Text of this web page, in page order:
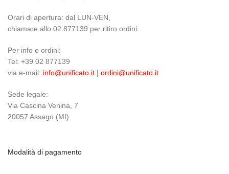
Orari di apertura: dal LUN-VEN,
chiamare allo 02.877139 per ritiro ordini.
Per info e ordini:
Tel: +39 02 877139
via e-mail: info@unificato.it | ordini@unificato.it
Sede legale:
Via Cascina Venina, 7
20057 Assago (MI)
Modalità di pagamento